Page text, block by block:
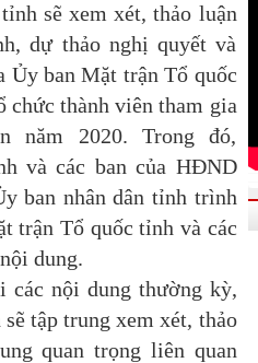
sẽ xem xét, thảo luận
dự thảo nghị quyết và
Ủy ban Mặt trận Tổ quốc
chức thành viên tham gia
năm 2020. Trong đó,
và các ban của HĐND
ban nhân dân tỉnh trình
trận Tổ quốc tỉnh và các
dung.
nội dung thường kỳ,
tập trung xem xét, thảo
quan trọng liên quan